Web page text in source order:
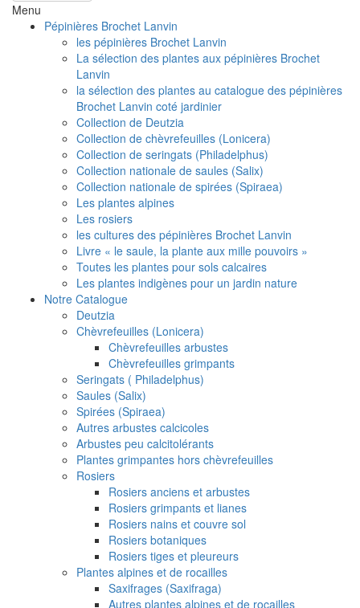
Menu
Pépinières Brochet Lanvin
les pépinières Brochet Lanvin
La sélection des plantes aux pépinières Brochet
Lanvin
la sélection des plantes au catalogue des pépinières
Brochet Lanvin coté jardinier
Collection de Deutzia
Collection de chèvrefeuilles (Lonicera)
Collection de seringats (Philadelphus)
Collection nationale de saules (Salix)
Collection nationale de spirées (Spiraea)
Les plantes alpines
Les rosiers
les cultures des pépinières Brochet Lanvin
Livre « le saule, la plante aux mille pouvoirs »
Toutes les plantes pour sols calcaires
Les plantes indigènes pour un jardin nature
Notre Catalogue
Deutzia
Chèvrefeuilles (Lonicera)
Chèvrefeuilles arbustes
Chèvrefeuilles grimpants
Seringats ( Philadelphus)
Saules (Salix)
Spirées (Spiraea)
Autres arbustes calcicoles
Arbustes peu calcitolérants
Plantes grimpantes hors chèvrefeuilles
Rosiers
Rosiers anciens et arbustes
Rosiers grimpants et lianes
Rosiers nains et couvre sol
Rosiers botaniques
Rosiers tiges et pleureurs
Plantes alpines et de rocailles
Saxifrages (Saxifraga)
Autres plantes alpines et de rocailles